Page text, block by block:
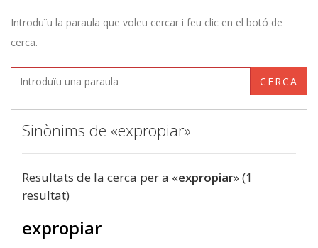
Introduïu la paraula que voleu cercar i feu clic en el botó de
cerca.
CERCA
Sinònims de «expropiar»
Resultats de la cerca per a «expropiar» (1
resultat)
expropiar